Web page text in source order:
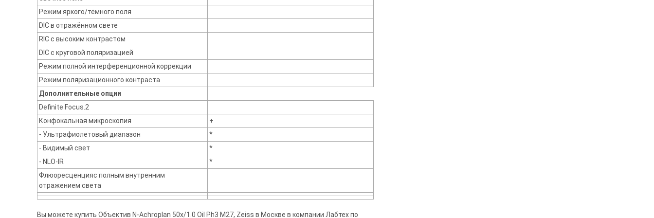
Режим яркого/тёмного поля
DIC в отражённом свете
RIC с высоким контрастом
DIC с круговой поляризацией
Режим полной интерференционной коррекции
Режим поляризационного контраста
Дополнительные опции
Definite Focus.2
Конфокальная микроскопия
+
- Ультрафиолетовый диапазон
*
- Видимый свет
*
- NLO-IR
*
Флюоресценцияс полным внутренним
отражением света
Вы можете купить Объектив N-Achroplan 50x/1.0 Oil Ph3 M27, Zeiss в Москве в компании Лабтех по